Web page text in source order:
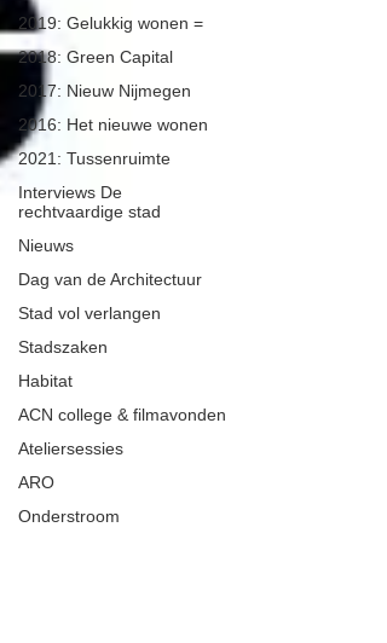
2019: Gelukkig wonen =
2018: Green Capital
2017: Nieuw Nijmegen
2016: Het nieuwe wonen
2021: Tussenruimte
Interviews De
rechtvaardige stad
Nieuws
Dag van de Architectuur
Stad vol verlangen
Stadszaken
Habitat
ACN college & filmavonden
Ateliersessies
ARO
Onderstroom